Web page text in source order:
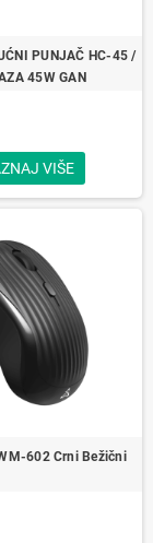
PUNJAČ HC-45 /
45W GAN
VIŠE
602 Crni Bežični